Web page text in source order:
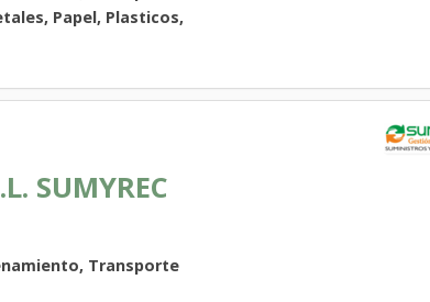
Papel, Plasticos,
SUMYREC
Transporte